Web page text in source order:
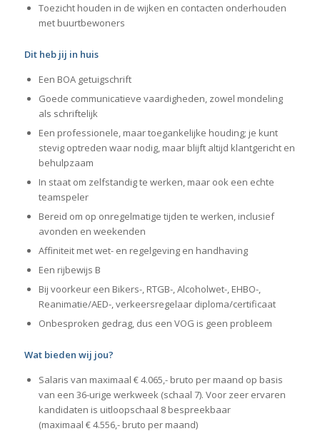
Toezicht houden in de wijken en contacten onderhouden
met buurtbewoners
Dit heb jij in huis
Een BOA getuigschrift
Goede communicatieve vaardigheden, zowel mondeling
als schriftelijk
Een professionele, maar toegankelijke houding; je kunt
stevig optreden waar nodig, maar blijft altijd klantgericht en
behulpzaam
In staat om zelfstandig te werken, maar ook een echte
teamspeler
Bereid om op onregelmatige tijden te werken, inclusief
avonden en weekenden
Affiniteit met wet- en regelgeving en handhaving
Een rijbewijs B
Bij voorkeur een Bikers-, RTGB-, Alcoholwet-, EHBO-,
Reanimatie/AED-, verkeersregelaar diploma/certificaat
Onbesproken gedrag, dus een VOG is geen probleem
Wat bieden wij jou?
Salaris van maximaal € 4.065,- bruto per maand op basis
van een 36-urige werkweek (schaal 7). Voor zeer ervaren
kandidaten is uitloopschaal 8 bespreekbaar
(maximaal € 4.556,- bruto per maand)